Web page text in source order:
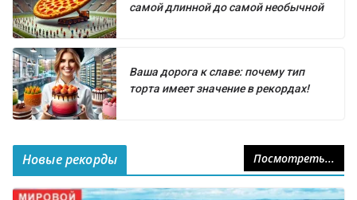
самой длинной до самой необычной
Ваша дорога к славе: почему тип
торта имеет значение в рекордах!
Новые рекорды Посмотреть...